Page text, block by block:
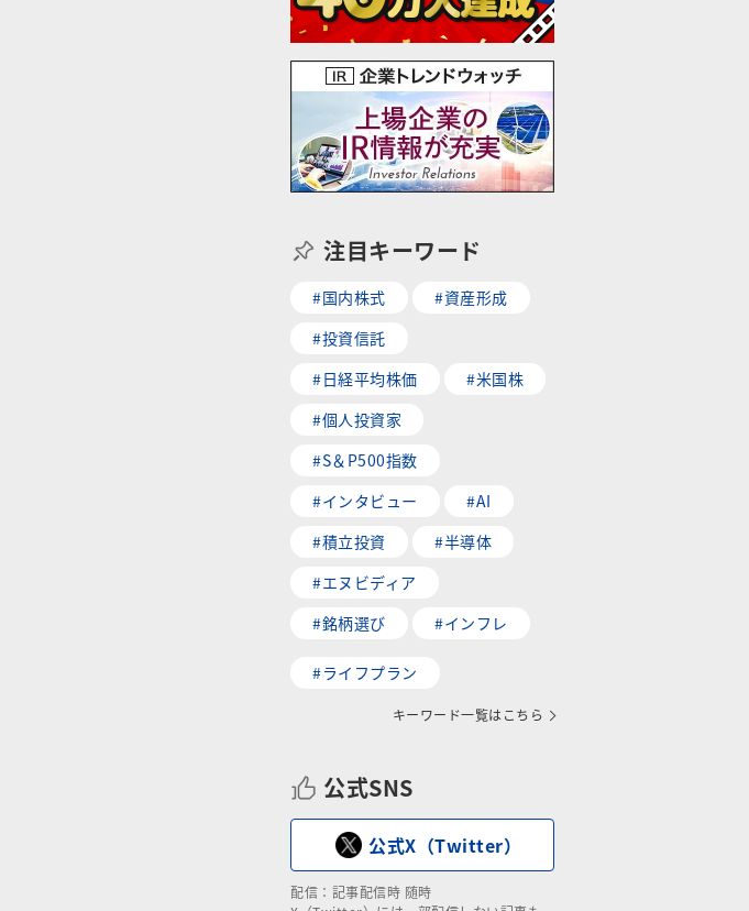
注目キーワード
#国内株式
#資産形成
#投資信託
#日経平均株価
#米国株
#個人投資家
#S＆P500指数
#インタビュー
#AI
#積立投資
#半導体
#エヌビディア
#銘柄選び
#インフレ
#ライフプラン
キーワード一覧はこちら
公式SNS
公式X（Twitter）
配信：記事配信時 随時